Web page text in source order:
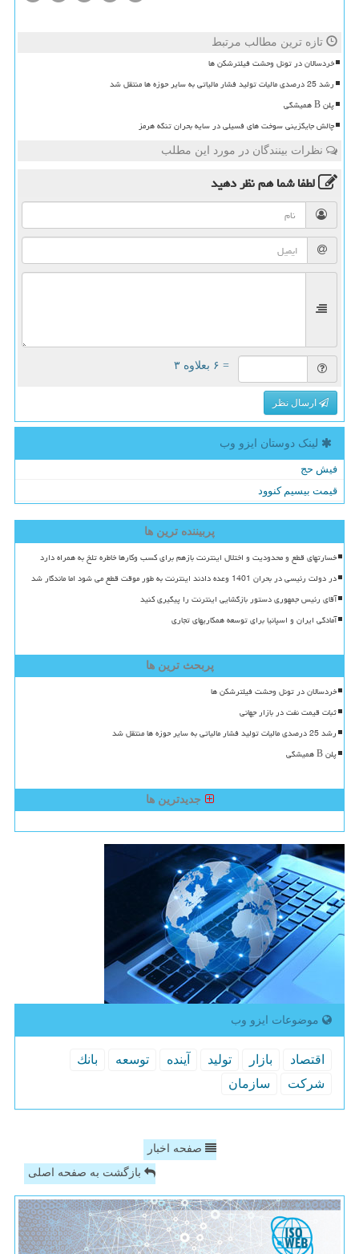
تازه ترین مطالب مرتبط
خردسالان در تونل وحشت فیلترشکن ها
رشد 25 درصدی مالیات تولید فشار مالیاتی به سایر حوزه ها منتقل شد
پلن B همیشگی
چالش جایگزینی سوخت های فسیلی در سایه بحران تنگه هرمز
نظرات بینندگان در مورد این مطلب
لطفا شما همنظر دهید
= ۶ بعلاوه ۳
ارسال نظر
لینک دوستان ایزو وب
فیش حج
قیمت بیسیم کنوود
پربیننده ترین ها
خسارتهای قطع و محدودیت و اختلال اینترنت بازهم برای کسب وکارها خاطره تلخ به همراه دارد
در دولت رئیسی در بحران 1401 وعده دادند اینترنت به طور موقت قطع می شود اما ماندگار شد
آقای رئیس جمهوری دستور بازگشایی اینترنت را پیگیری کنید
آمادگی ایران و اسپانیا برای توسعه همکاریهای تجاری
پربحث ترین ها
خردسالان در تونل وحشت فیلترشکن ها
ثبات قیمت نفت در بازار جهانی
رشد 25 درصدی مالیات تولید فشار مالیاتی به سایر حوزه ها منتقل شد
پلن B همیشگی
جدیدترین ها
موضوعات ایزو وب
اقتصاد بازار تولید آینده توسعه
بانك
شركت
سازمان
صفحه اخبار
بازگشت به صفحه اصلی